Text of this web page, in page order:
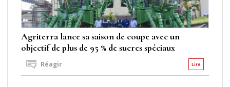
Agriterra lance sa saison de coupe avec un
objectif de plus de 95 % de sucres spéciaux
Lire
Réagir